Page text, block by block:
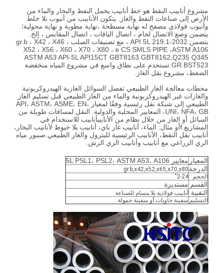
مشروع أنابيب النفط هو خط أنابيب يحمل النفط والبخار والماء من
الأرض إلى صناعات النفط والغاز. يتكون الأنابيب من أنبوب بلا خلط
وأنبوب فولاذي مصفح له نهاية مسطحة ،نهاية مطوية و نهاية محولية؛
يتضمن وضع الاتصال لحام ، اتصال الياقات ، اتصال المقابس ، إلخ.
يتضمن API 5L 219.1-2032 ، مع تصنيفات الصلب gr.b ، X42 ، X46 ،
X52 ، X56 ، X60 ، X70 ، X80 ، e CS SMLS PIPE ،ASTM A106
ASTM A53 API-5L API15CT GBT8163 GBT8162,Q235 Q345
GR.BST523. تستخدم على نطاق واسع في مشروع المياه منخفضة
الضغط، مشروع نقل الغاز.
محطات معالجة الغاز الطبيعي تفصل السوائل الغازية الهيدروكربونية
والغازات غير الهيدروكربونية والماء من الغاز الطبيعي قبل تسليم الغاز
الطبيعي إلى شبكة نقل رئيسية.وفقًا لمعيار API، ASTM، ASME، EN،
UNI، NFA، GB، المعايير المحلية والدولية. النقل لمسافات طويلة من
السائل أو الغاز من خلال نظام من الأنابيبأنابيب للاستخدام في
المشاريع.f أو مثال: الماء، أنابيب غاز باي، أنابيب بلا خيوط لأنابيب البخار،
أنابيب نقل النفط، الأنابيب الرئيسية للبترول والغاز الطبيعي.صنبور مياه
الري الزراعي مع أنابيب وأنابيب الري الرش.
المعيار معايير 5L PSL1، PSL2، ASTM A53، A106
الدرجة gr.b,x42,x52,x65,x70,x80
الحجم
2-24"
القسم مستديرة
التقنية
أنابيب فولاذية بلا مسام للصناعة
التسليم سفينة حاويات أو سفينة حمولة